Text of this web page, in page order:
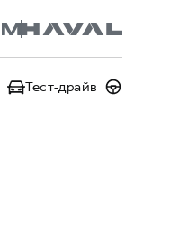
Тест-драйв